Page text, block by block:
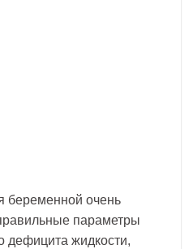
беременной очень
параметры
дефицита жидкости,